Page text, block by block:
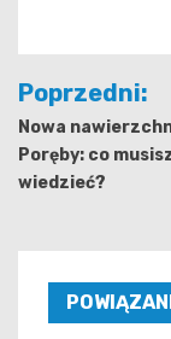
wpisu
Poprzedni:
Nowa
Poręby: co
wiedzieć?